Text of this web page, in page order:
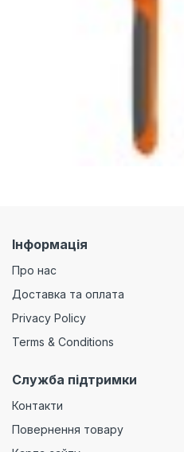
Інформація
Про нас
Доставка та оплата
Privacy Policy
Terms & Conditions
Служба підтримки
Контакти
Повернення товару